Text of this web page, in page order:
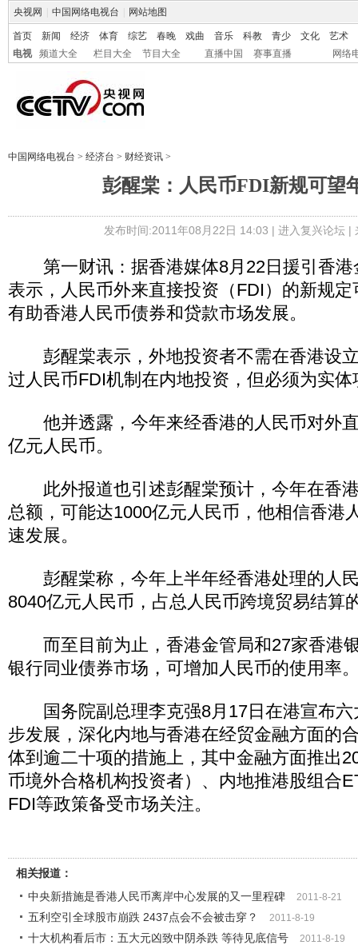
央视网 中国网络电视台 网站地图
首页 新闻 经济 体育 综艺 春晚 戏曲 音乐 科教 青少 文化
艺术
电视
频道大全 栏目大全 节目大全 直播中国 赛事直播 网络
中国网络电视台 > 经济台 > 财经资讯 >
彭醒棠：人民币FDI新规可望
发布时间:2011年08月22日 14:03 | 进入复兴论坛|
第一财讯：据香港媒体8月22日援引香港
表示，人民币外来直接投资（FDI）的新规
有助香港人民币债券和贷款市场发展。
彭醒棠表示，外地投资者不需在香港设
过人民币FDI机制在内地投资，但必须为实体
他并透露，今年来经香港的人民币对外
亿元人民币。
此外报道也引述彭醒棠预计，今年在香
总额，可能达1000亿元人民币，他相信香港
速发展。
彭醒棠称，今年上半年经香港处理的人
8040亿元人民币，占总人民币跨境贸易结算
而至目前为止，香港金管局和27家香港
银行同业债券市场，可增加人民币的使用率
国务院副总理李克强8月17日在港宣布六
步发展，深化内地与香港在经贸金融方面的
体到逾二十项的措施上，其中金融方面推出
币境外合格机构投资者）、内地推港股组合
FDI等政策备受市场关注。
相关报道：
中央新措施是香港人民币离岸中心发展的又一里程碑
2011-8-21
五利空引全球股市崩跌 2437点会不会被击穿？ 2011-8-19
十大机构看后市：五大元凶致中阴杀跌 等待见底信号 2011-8-19